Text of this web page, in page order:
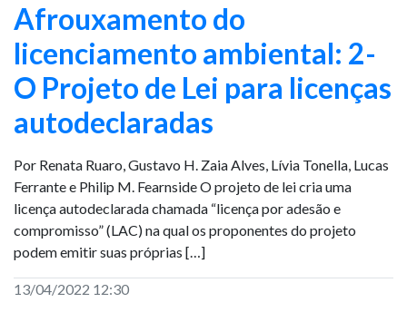
Afrouxamento do
licenciamento ambiental: 2-
O Projeto de Lei para licenças
autodeclaradas
Por Renata Ruaro, Gustavo H. Zaia Alves, Lívia Tonella, Lucas
Ferrante e Philip M. Fearnside O projeto de lei cria uma
licença autodeclarada chamada “licença por adesão e
compromisso” (LAC) na qual os proponentes do projeto
podem emitir suas próprias […]
13/04/2022 12:30